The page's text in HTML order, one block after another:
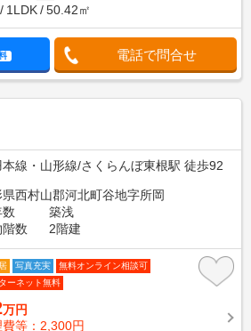
1LDK 50.42㎡
電話で問合せ
本線・山形線/さくらんぼ東根駅 徒歩92
県西村山郡河北町谷地字所岡
築浅
数
2階建
写真充実
無料オンライン相談可
ーネット無料
万円
等：2,300円